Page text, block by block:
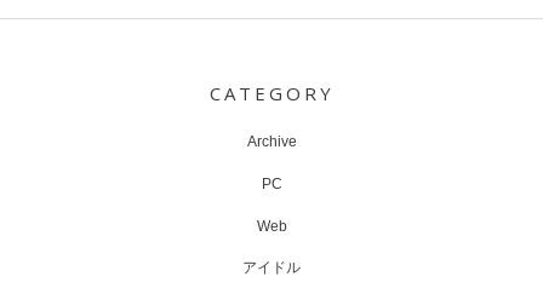
CATEGORY
Archive
PC
Web
アイドル